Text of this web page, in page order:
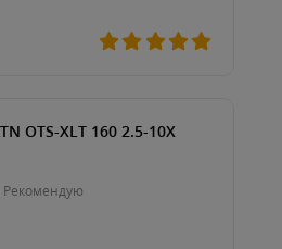
OTS-XLT 160 2.5-10X
Рекомендую